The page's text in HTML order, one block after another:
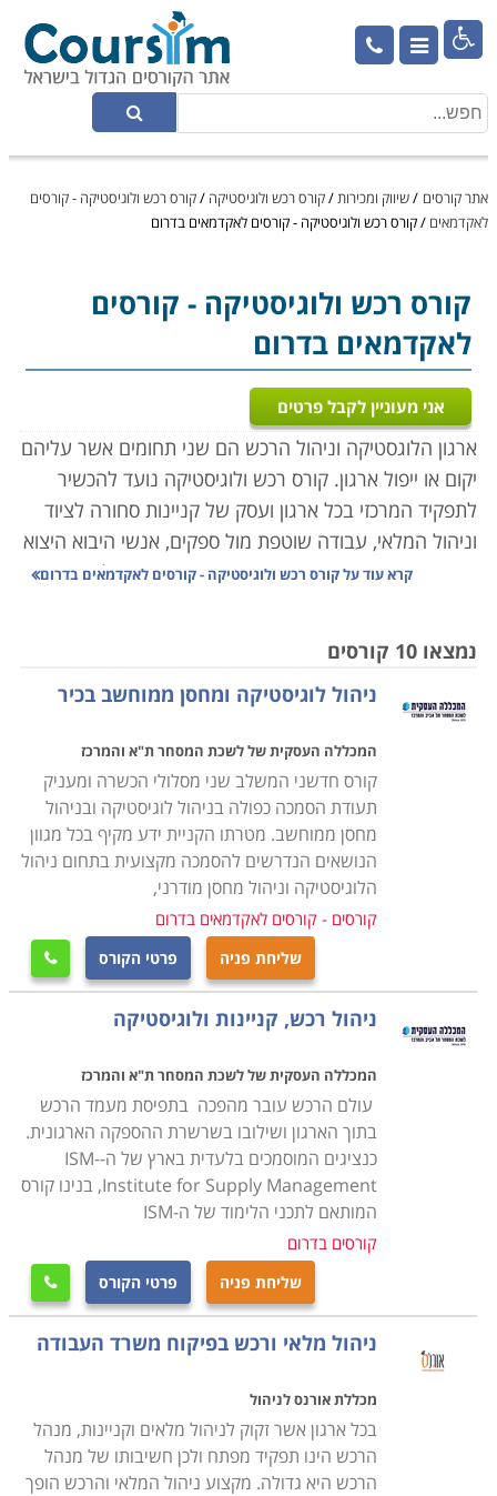

אתר קורסים /שיווק ומכירות/קורס רכש ולוגיסטיקה /קורס רכש ולוגיסטיקה - קורסים
לאקדמאים /קורס רכש ולוגיסטיקה - קורסים לאקדמאים בדרום
קורס רכש ולוגיסטיקה - קורסים
לאקדמאים בדרום
אני מעוניין לקבל פרטים
ארגון הלוגסטיקה וניהול הרכש הם שני תחומים אשר עליהם
יקום או ייפול ארגון. קורס רכש ולוגיסטיקה נועד להכשיר
לתפקיד המרכזי בכל ארגון ועסק של קניינות סחורה לציוד
וניהול המלאי, עבודה שוטפת מול ספקים, אנשי היבוא היצוא
והעובדים באופן מדויק, הדורש תיאום אחיד עם כל הגורמים
הנושאים הנלמדים בקורס הם ניהול המשאב האנושי, ניהול
איכות, ארגון ותפעול מלאי העסק, ניהול הצד הפיננסי,
עריכת חוזים ומציאת התאמה בין הצרכים של העסק ליכולת
התקציבית, שכן עסק שאינו מנהל את הרכש באופן תקין,
עשוי מהר מאוד להיקלע לקשיים שלעתים בלתי הפיכים.
הקורס אינו דורש כל ידע מוקדם, אך עם זאת נדרשת יכולת
ארגון וניהול שכן, מדובר בתפקיד עם הרבה אחריות, והבנה,
הן פיננסית והן משפטית, שכן, ככל שהארגון מורכב יותר, כך
יש משמעות רבה יותר לכל רכישה כמו גם לניהול המלאי
ולכן אמנם אין תנאי קבלה אך נדרשים כישורים אישיים על
מנת להצליח בתפקיד מרכזי זה.
במסגרת הקורס מועברים תכנים להכנת תכנית רכש, הכנת
הצעת מחיר באופן יעיל ואפקטיבי לארגון, תהליכי משא ומתן,
ניהול קשרי ושיתופי פעולה עם ספקים תוך הקפדה על כל
הנהלים והכללים המשפטיים בתחום הסחר והמיסוי מול
ספקים מקומיים ובינלאומיים.
עבור מי מתאימים הלימודים
קורס רכש ולוגיסטיקה אורך כשנה אחת, כאשר הוא מתנהל
בהתאם לתכנית של התמ"ת, והתעודה אף היא ניתנת
מטעם התמ"ת. בסיום הקורס אפשר לעסוק במקצוע במגוון
של מקומות עבודה, שכן בכל ארגון גדול קיימת מחלקה
מיוחדת לרכש ולוגיסטיקה ולכן זהו מקצוע מבוקש ביותר
המתאים הן לחיילים משוחררים בתחילת דרכם המקצועית
והן כהסבה מקצועית.
קרא עוד עלקורס רכש ולוגיסטיקה - קורסים לאקדמאים בדרום
נמצאו 10 קורסים
ניהול לוגיסטיקה ומחסן ממוחשב בכיר
המכללה העסקית של לשכת המסחר ת"א והמרכז
קורס חדשני המשלב שני מסלולי הכשרה ומעניק
תעודת הסמכה כפולה בניהול לוגיסטיקה ובניהול
מחסן ממוחשב. מטרתו הקניית ידע מקיף בכל מגוון
הנושאים הנדרשים להסמכה מקצועית בתחום ניהול
הלוגיסטיקה וניהול מחסן מודרני,
קורסים - קורסים לאקדמאים בדרום
שליחת פניה פרטי הקורס 
ניהול רכש, קניינות ולוגיסטיקה
המכללה העסקית של לשכת המסחר ת"א והמרכז
עולם הרכש עובר מהפכה בתפיסת מעמד הרכש
בתוך הארגון ושילובו בשרשרת ההספקה הארגונית.
כנציגים המוסמכים בלעדית בארץ של ה-ISM-
Institute for Supply Management, בנינו קורס
המותאם לתכני הלימוד של ה-ISM
קורסים בדרום
שליחת פניה פרטי הקורס 
ניהול מלאי ורכש בפיקוח משרד העבודה
מכללת אורנס לניהול
בכל ארגון אשר זקוק לניהול מלאים וקניינות, מנהל
הרכש הינו תפקיד מפתח ולכן חשיבותו של מנהל
הרכש היא גדולה. מקצוע ניהול המלאי והרכש הופך